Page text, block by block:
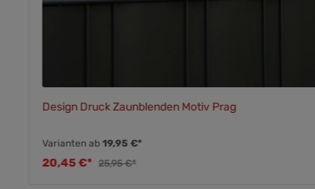
Design Druck Zaunblenden Motiv Prag
Varianten ab19,95 €*
20,45 €* 25,95 €*